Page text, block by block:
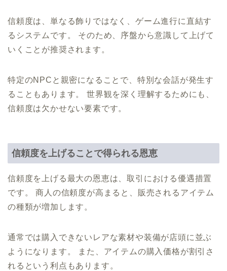
信頼度は、単なる飾りではなく、ゲーム進行に直結す
るシステムです。 そのため、序盤から意識して上げて
いくことが推奨されます。
特定のNPCと親密になることで、特別な会話が発生す
ることもあります。 世界観を深く理解するためにも、
信頼度は欠かせない要素です。
信頼度を上げることで得られる恩恵
信頼度を上げる最大の恩恵は、取引における優遇措置
です。 商人の信頼度が高まると、販売されるアイテム
の種類が増加します。
通常では購入できないレアな素材や装備が店頭に並ぶ
ようになります。 また、アイテムの購入価格が割引さ
れるという利点もあります。